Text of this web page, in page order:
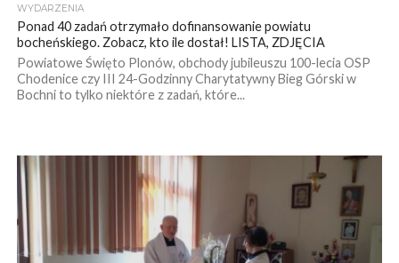
WYDARZENIA
Ponad 40 zadań otrzymało dofinansowanie powiatu
bocheńskiego. Zobacz, kto ile dostał! LISTA, ZDJĘCIA
Powiatowe Święto Plonów, obchody jubileuszu 100-lecia OSP
Chodenice czy III 24-Godzinny Charytatywny Bieg Górski w
Bochni to tylko niektóre z zadań, które...